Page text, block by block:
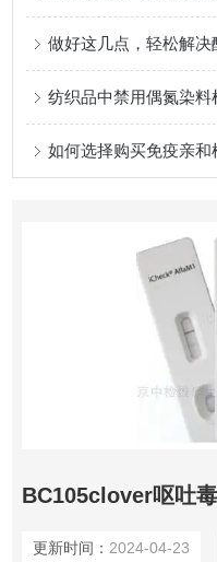
做好这几点，轻松解
纺织品中禁用偶氮染
如何选择购买免疫亲和
BC105clover呕吐
更新时间： 2024-04-23